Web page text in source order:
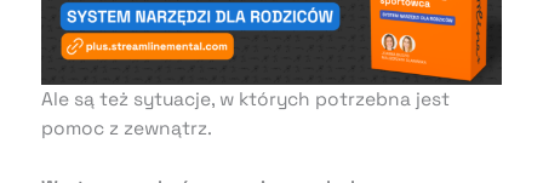
Ale są też sytuacje, w których potrzebna jest
pomoc z zewnątrz.